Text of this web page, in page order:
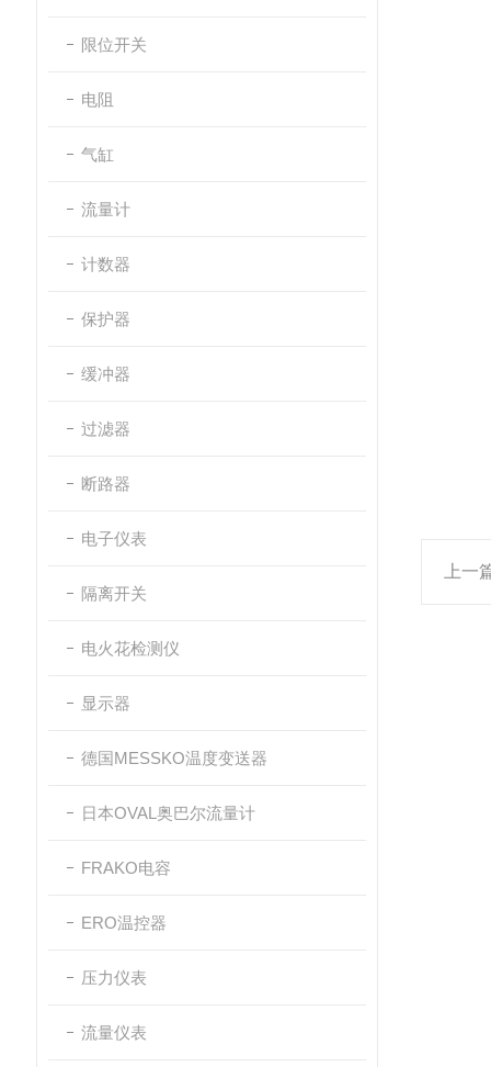
限位开关
电阻
气缸
流量计
计数器
保护器
缓冲器
过滤器
断路器
电子仪表
隔离开关
电火花检测仪
显示器
德国MESSKO温度变送器
日本OVAL奥巴尔流量计
FRAKO电容
ERO温控器
压力仪表
流量仪表
上一